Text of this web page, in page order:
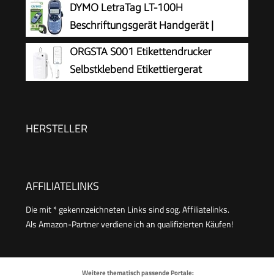
Daydream BlueDYMO LetraTag LT-100H
Beschriftungsgerät Handgerät |
Tragbares Etikettiergerät mit ABC
Tastatur | blau | Ideal fürs Büro oder zu Hause
ORGSTA S001 Etikettendrucker
Selbstklebend Etikettiergerat
HERSTELLER
AFFILIATELINKS
Die mit * gekennzeichneten Links sind sog. Affiliatelinks.
Als Amazon-Partner verdiene ich an qualifizierten Käufen!
Weitere thematisch passende Portale: